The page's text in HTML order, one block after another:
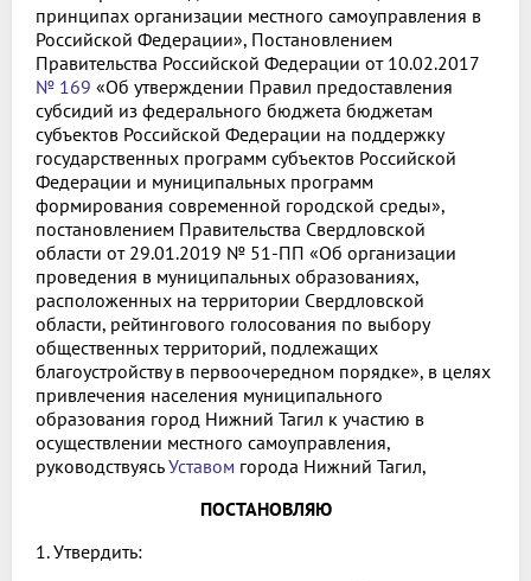
принципах организации местного самоуправления в
Российской Федерации», Постановлением
Правительства Российской Федерации от 10.02.2017
№ 169 «Об утверждении Правил предоставления
субсидий из федерального бюджета бюджетам
субъектов Российской Федерации на поддержку
государственных программ субъектов Российской
Федерации и муниципальных программ
формирования современной городской среды»,
постановлением Правительства Свердловской
области от 29.01.2019 № 51-ПП «Об организации
проведения в муниципальных образованиях,
расположенных на территории Свердловской
области, рейтингового голосования по выбору
общественных территорий, подлежащих
благоустройству в первоочередном порядке», в целях
привлечения населения муниципального
образования город Нижний Тагил к участию в
осуществлении местного самоуправления,
руководствуясьУставом города Нижний Тагил,
ПОСТАНОВЛЯЮ
1. Утвердить: